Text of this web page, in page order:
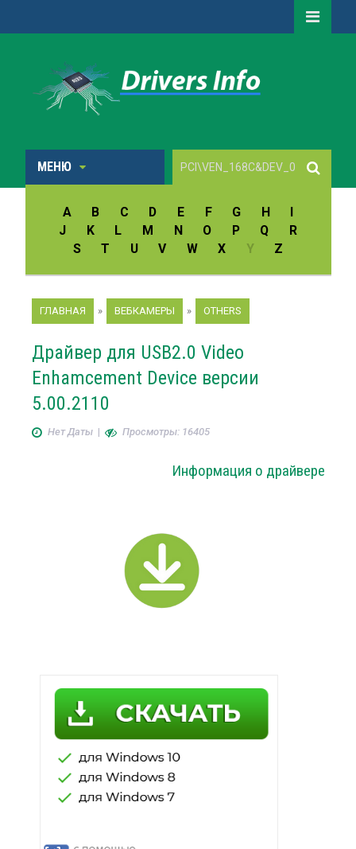
МЕНЮ
A B C D E F G H
I
J
K L M N O P Q
R
S
T U V W X Y Z
ГЛАВНАЯ » ВЕБКАМЕРЫ » OTHERS
Драйвер для USB2.0 Video
Enhamcement Device версии
5.00.2110
Нет Даты| Просмотры: 16405
Информация о драйвере